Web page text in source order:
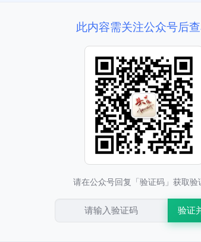
此内容需关注公众号后
请在公众号回复「验证码」获取验
验证